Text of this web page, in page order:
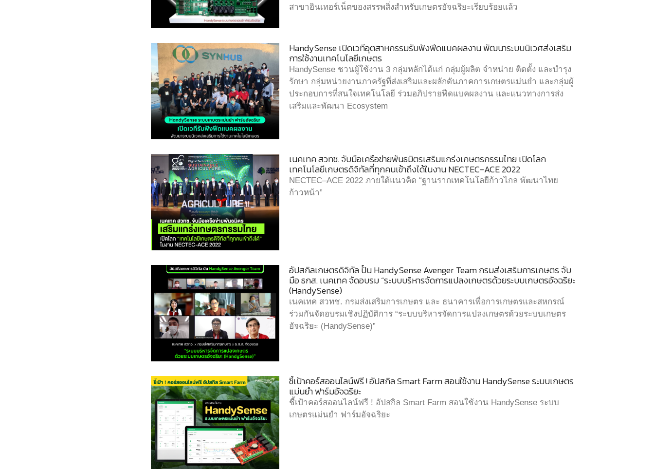
สาขาอินเทอร์เน็ตของสรรพสิ่งสำหรับเกษตรอัจฉริยะเรียบร้อยแล้ว
HandySense เปิดเวทีอุตสาหกรรมรับฟังฟีดแบคผลงาน พัฒนาระบบนิเวศส่งเสริม
การใช้งานเทคโนโลยีเกษตร
HandySense ชวนผู้ใช้งาน 3 กลุ่มหลักได้แก่ กลุ่มผู้ผลิต จำหน่าย ติดตั้ง และบำรุง
รักษา กลุ่มหน่วยงานภาครัฐที่ส่งเสริมและผลักดันภาคการเกษตรแม่นยำ และกลุ่มผู้
ประกอบการที่สนใจเทคโนโลยี ร่วมอภิปรายฟีดแบคผลงาน และแนวทางการส่ง
เสริมและพัฒนา Ecosystem
เนคเทค สวทช. จับมือเครือข่ายพันธมิตรเสริมแกร่งเกษตรกรรมไทย เปิดโลก
เทคโนโลยีเกษตรดิจิทัลที่ทุกคนเข้าถึงได้ในงาน NECTEC-ACE 2022
NECTEC–ACE 2022 ภายใต้แนวคิด “ฐานรากเทคโนโลยีก้าวไกล พัฒนาไทย
ก้าวหน้า”
อัปสกิลเกษตรดิจิทัล ปั้น HandySense Avenger Team กรมส่งเสริมการเกษตร จับ
มือ ธกส. เนคเทค จัดอบรม “ระบบบริหารจัดการแปลงเกษตรด้วยระบบเกษตรอัจฉริยะ
(HandySense)
เนคเทค สวทช. กรมส่งเสริมการเกษตร และ ธนาคารเพื่อการเกษตรและสหกรณ์
ร่วมกันจัดอบรมเชิงปฏิบัติการ “ระบบบริหารจัดการแปลงเกษตรด้วยระบบเกษตร
อัจฉริยะ (HandySense)”
ชี้เป้าคอร์สออนไลน์ฟรี ! อัปสกิล Smart Farm สอนใช้งาน HandySense ระบบเกษตร
แม่นยำ ฟาร์มอัจฉริยะ
ชี้เป้าคอร์สออนไลน์ฟรี ! อัปสกิล Smart Farm สอนใช้งาน HandySense ระบบ
เกษตรแม่นยำ ฟาร์มอัจฉริยะ